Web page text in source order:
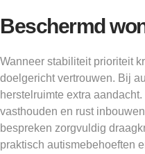
Beschermd
Wanneer stabiliteit prioriteit
doelgericht vertrouwen. Bij
herstelruimte extra
vasthouden en rust
bespreken zorgvuldig
praktisch autismebehoeften